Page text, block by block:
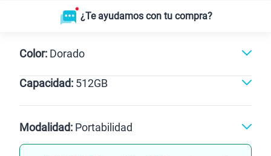
¿Te ayudamos con tu compra?
Color: Dorado
Dorado
Capacidad: 512GB
512GB
Modalidad: Portabilidad